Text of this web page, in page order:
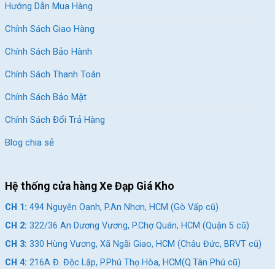
Hướng Dẫn Mua Hàng
Chính Sách Giao Hàng
Chính Sách Bảo Hành
Chính Sách Thanh Toán
Chính Sách Bảo Mật
Chính Sách Đổi Trả Hàng
Blog chia sẻ
Hệ thống cửa hàng Xe Đạp Giá Kho
CH 1: 494 Nguyễn Oanh, P.An Nhơn, HCM (Gò Vấp cũ)
CH 2: 322/36 An Dương Vương, P.Chợ Quán, HCM (Quận 5 cũ)
CH 3: 330 Hùng Vương, Xã Ngãi Giao, HCM (Châu Đức, BRVT cũ)
CH 4: 216A Đ. Độc Lập, P.Phú Thọ Hòa, HCM(Q.Tân Phú cũ)